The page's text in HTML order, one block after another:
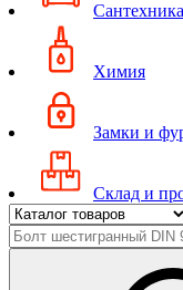
Сантехника
Химия
Замки и
Склад и